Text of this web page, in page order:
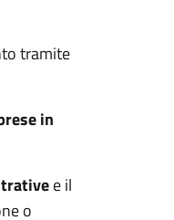
tramite
in
e il
o